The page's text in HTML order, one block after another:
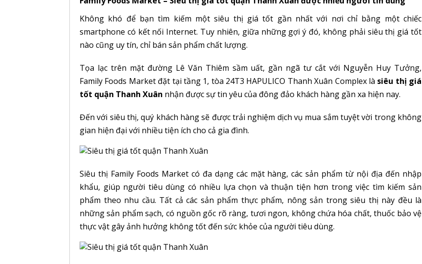
Không khó để bạn tìm kiếm một siêu thị giá tốt gần nhất với nơi chỉ bằng một chiếc
smartphone có kết nối Internet. Tuy nhiên, giữa những gợi ý đó, không phải siêu thị giá tốt
nào cũng uy tín, chỉ bán sản phẩm chất lượng.
Tọa lạc trên mặt đường Lê Văn Thiêm sầm uất, gần ngã tư cắt với Nguyễn Huy Tưởng,
Family Foods Market đặt tại tầng 1, tòa 24T3 HAPULICO Thanh Xuân Complex là siêu thị giá
tốt quận Thanh Xuân nhận được sự tin yêu của đông đảo khách hàng gần xa hiện nay.
Đến với siêu thị, quý khách hàng sẽ được trải nghiệm dịch vụ mua sắm tuyệt vời trong không
gian hiện đại với nhiều tiện ích cho cả gia đình.
Siêu thị Family Foods Market có đa dạng các mặt hàng, các sản phẩm từ nội địa đến nhập
khẩu, giúp người tiêu dùng có nhiều lựa chọn và thuận tiện hơn trong việc tìm kiếm sản
phẩm theo nhu cầu. Tất cả các sản phẩm thực phẩm, nông sản trong siêu thị này đều là
những sản phẩm sạch, có nguồn gốc rõ ràng, tươi ngon, không chứa hóa chất, thuốc bảo vệ
thực vật gây ảnh hưởng không tốt đến sức khỏe của người tiêu dùng.